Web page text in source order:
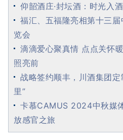
仰韶酒庄·封坛酒：时光入
福汇、五福隆亮相第十三
览会
滴滴爱心聚真情 点点关怀
照亮前
战略签约顺丰，川酒集团
里”
卡慕CAMUS 2024中秋媒
放感官之旅